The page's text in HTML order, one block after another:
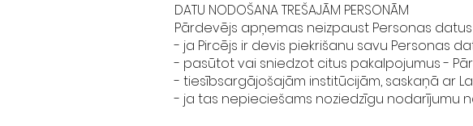
DATU NODOŠANA TREŠAJĀM PERSONĀM
Pārdevējs apņemas neizpaust Personas
- ja Pircējs ir devis piekrišanu savu Personas
- pasūtot vai sniedzot citus pakalpojumus -
- tiesībsargājošajām institūcijām, saskaņā ar
- ja tas nepieciešams noziedzīgu nodarījumu